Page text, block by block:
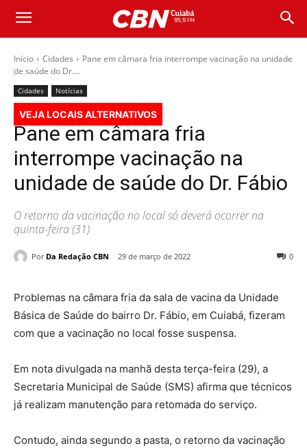
Início Cidades
Pane em câmara fria interrompe vacinação na unidade
de saúde do Dr....
Cidades Notícias
VEJA LOCAIS ALTERNATIVOS
Pane em câmara fria
interrompe vacinação na
unidade de saúde do Dr. Fábio
O retorno da vacinação no local só deverá ocorrer na
quinta-feira (31)
Por Da Redação CBN 29 de março de 2022 0
Problemas na câmara fria da sala de vacina da Unidade
Básica de Saúde do bairro Dr. Fábio, em Cuiabá, fizeram
com que a vacinação no local fosse suspensa.
Em nota divulgada na manhã desta terça-feira (29), a
Secretaria Municipal de Saúde (SMS) afirma que técnicos
já realizam manutenção para retomada do serviço.
Contudo, ainda segundo a pasta, o retorno da vacinação